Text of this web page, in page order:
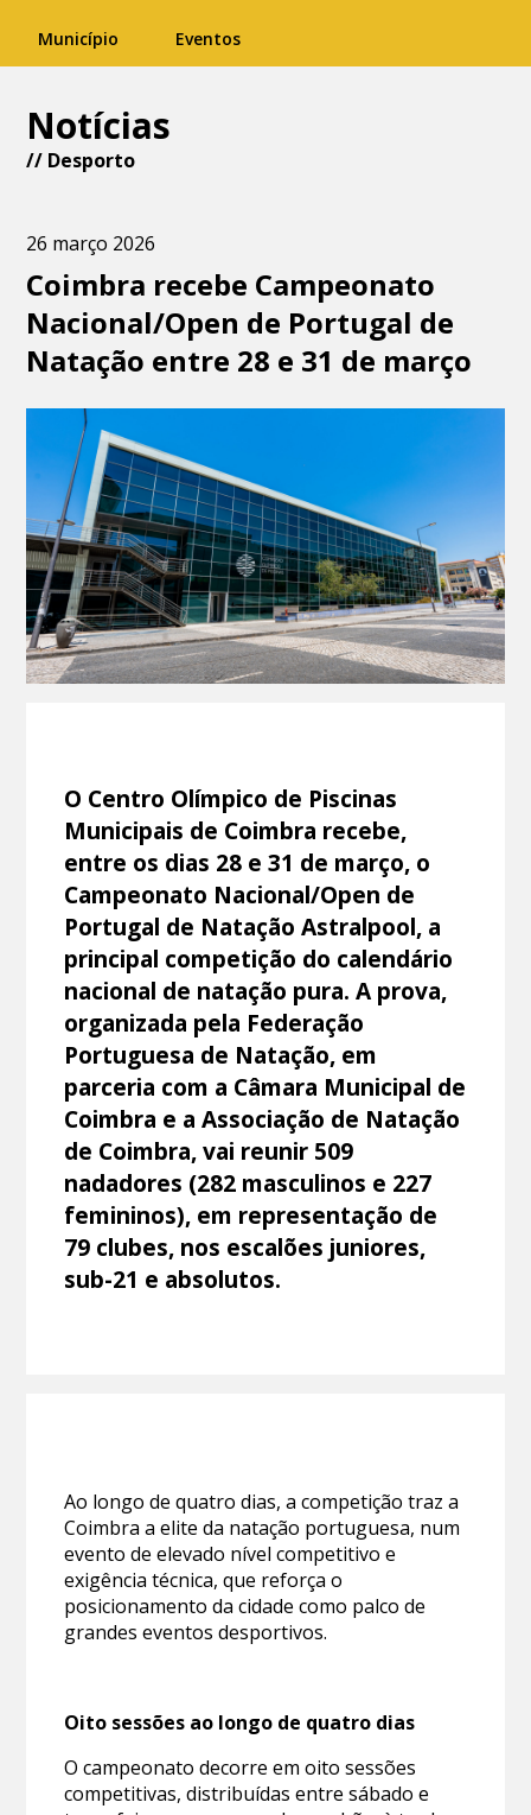
Município Eventos
Notícias
// Desporto
26 março 2026
Coimbra recebe Campeonato
Nacional/Open de Portugal de
Natação entre 28 e 31 de março
O Centro Olímpico de Piscinas
Municipais de Coimbra recebe,
entre os dias 28 e 31 de março, o
Campeonato Nacional/Open de
Portugal de Natação Astralpool, a
principal competição do calendário
nacional de natação pura. A prova,
organizada pela Federação
Portuguesa de Natação, em
parceria com a Câmara Municipal de
Coimbra e a Associação de Natação
de Coimbra, vai reunir 509
nadadores (282 masculinos e 227
femininos), em representação de
79 clubes, nos escalões juniores,
sub-21 e absolutos.
Ao longo de quatro dias, a competição traz a
Coimbra a elite da natação portuguesa, num
evento de elevado nível competitivo e
exigência técnica, que reforça o
posicionamento da cidade como palco de
grandes eventos desportivos.
Oito sessões ao longo de quatro dias
O campeonato decorre em oito sessões
competitivas, distribuídas entre sábado e